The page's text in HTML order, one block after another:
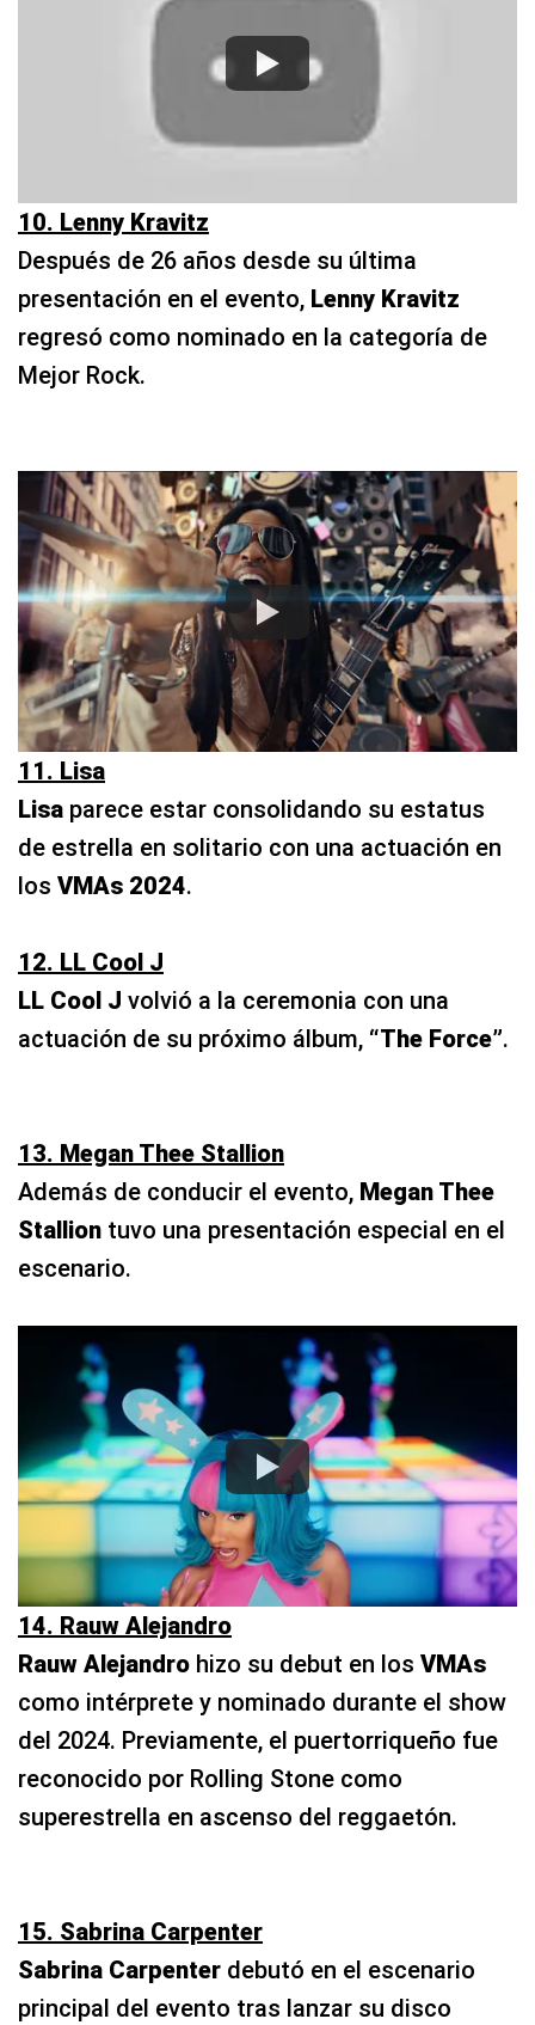
10. Lenny Kravitz
Después de 26 años desde su última
presentación en el evento, Lenny Kravitz
regresó como nominado en la categoría de
Mejor Rock.
11. Lisa
Lisa parece estar consolidando su estatus
de estrella en solitario con una actuación en
los VMAs 2024.
12. LL Cool J
LL Cool J volvió a la ceremonia con una
actuación de su próximo álbum, “The Force”.
13. Megan Thee Stallion
Además de conducir el evento, Megan Thee
Stallion tuvo una presentación especial en el
escenario.
14. Rauw Alejandro
Rauw Alejandro hizo su debut en los VMAs
como intérprete y nominado durante el show
del 2024. Previamente, el puertorriqueño fue
reconocido por Rolling Stone como
superestrella en ascenso del reggaetón.
15. Sabrina Carpenter
Sabrina Carpenter debutó en el escenario
principal del evento tras lanzar su disco